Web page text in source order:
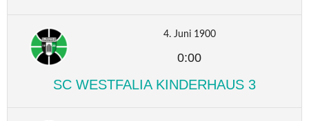
4. Juni 1900
0:00
SC WESTFALIA KINDERHAUS 3